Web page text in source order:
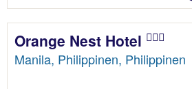
Orange Nest Hotel
Manila, Philippinen, Philippinen